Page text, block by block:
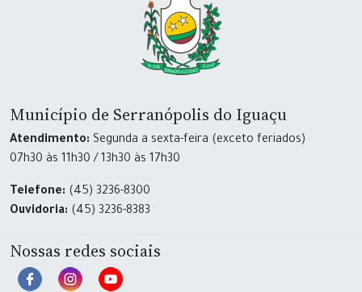
Município de Serranópolis do Iguaçu
Atendimento: Segunda a sexta-feira (exceto feriados)
07h30 às 11h30 / 13h30 às 17h30
Telefone: (45) 3236-8300
Ouvidoria: (45) 3236-8383
Nossas redes sociais